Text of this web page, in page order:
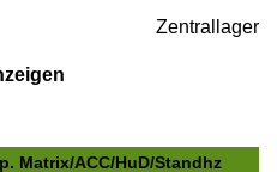
Zentrallager
Matrix/ACC/HuD/Standhz